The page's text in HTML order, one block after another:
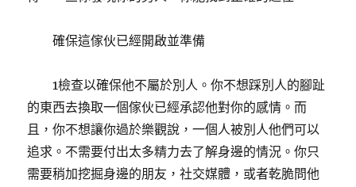
確保這傢伙已經開啟並準備
1檢查以確保他不屬於別人。你不想踩別人的腳趾
的東西去換取一個傢伙已經承認他對你的感情。而
且，你不想讓你過於樂觀說，一個人被別人他們可以
追求。不需要付出太多精力去了解身邊的情況。你只
需要稍加挖掘身邊的朋友，社交媒體，或者乾脆問他